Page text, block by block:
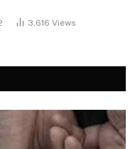
3,616 Views